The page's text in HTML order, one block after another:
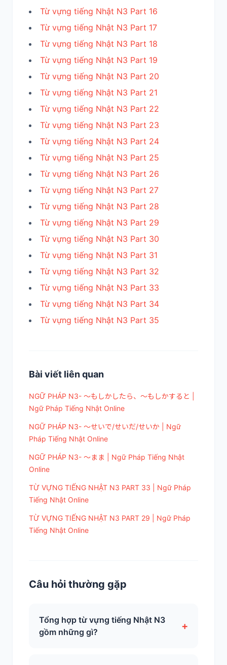
Từ vựng tiếng Nhật N3 Part 16
Từ vựng tiếng Nhật N3 Part 17
Từ vựng tiếng Nhật N3 Part 18
Từ vựng tiếng Nhật N3 Part 19
Từ vựng tiếng Nhật N3 Part 20
Từ vựng tiếng Nhật N3 Part 21
Từ vựng tiếng Nhật N3 Part 22
Từ vựng tiếng Nhật N3 Part 23
Từ vựng tiếng Nhật N3 Part 24
Từ vựng tiếng Nhật N3 Part 25
Từ vựng tiếng Nhật N3 Part 26
Từ vựng tiếng Nhật N3 Part 27
Từ vựng tiếng Nhật N3 Part 28
Từ vựng tiếng Nhật N3 Part 29
Từ vựng tiếng Nhật N3 Part 30
Từ vựng tiếng Nhật N3 Part 31
Từ vựng tiếng Nhật N3 Part 32
Từ vựng tiếng Nhật N3 Part 33
Từ vựng tiếng Nhật N3 Part 34
Từ vựng tiếng Nhật N3 Part 35
Bài viết liên quan
NGỮ PHÁP N3- ～もしかしたら、～もしかすると |
Ngữ Pháp Tiếng Nhật Online
NGỮ PHÁP N3- ～せいで/せいだ/せいか | Ngữ
Pháp Tiếng Nhật Online
NGỮ PHÁP N3- ～まま | Ngữ Pháp Tiếng Nhật
Online
TỪ VỰNG TIẾNG NHẬT N3 PART 33 | Ngữ Pháp
Tiếng Nhật Online
TỪ VỰNG TIẾNG NHẬT N3 PART 29 | Ngữ Pháp
Tiếng Nhật Online
Câu hỏi thường gặp
Tổng hợp từ vựng tiếng Nhật N3
gồm những gì?
+